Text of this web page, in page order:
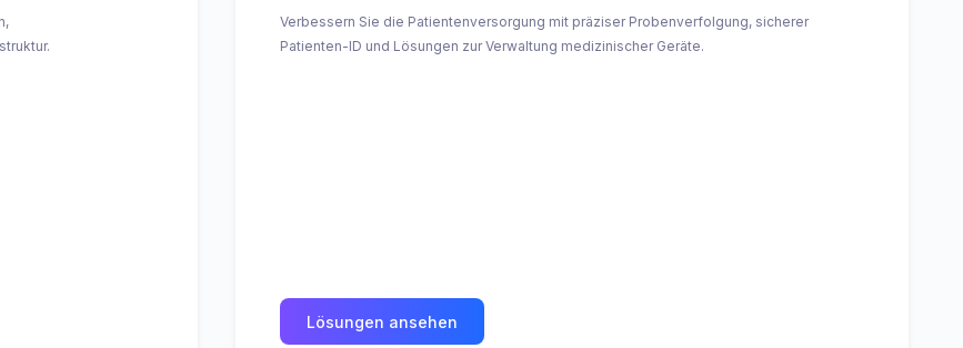
Verbessern Sie die Patientenversorgung mit präziser Probenverfolgung, sicherer
Patienten-ID und Lösungen zur Verwaltung medizinischer Geräte.
Lösungen ansehen